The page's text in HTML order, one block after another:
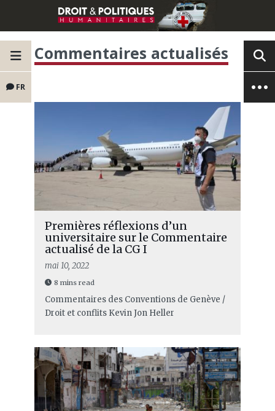
FR
Commentaires actualisés
Premières réflexions d’un
universitaire sur le Commentaire
actualisé de la CG I
mai 10, 2022
8 mins read
Commentaires des Conventions de Genève /
Droit et conflits Kevin Jon Heller